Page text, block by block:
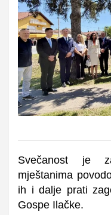
Svečanost je
mještanima
ih i dalje prati
Gospe Ilačke.